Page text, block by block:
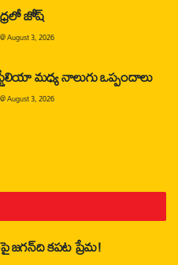
జోష్
@August 3, 2026
మధ్య నాలుగు ఒప్పందాలు
@August 3, 2026
జగన్‌ది కపట ప్రేమ!